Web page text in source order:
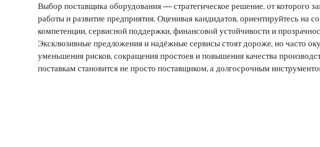
Выбор поставщика оборудования — стратегическое решение, от которого
работы и развитие предприятия. Оценивая кандидатов, ориентируйтесь на
компетенции, сервисной поддержки, финансовой устойчивости и
Эксклюзивные предложения и надёжные сервисы стоят дороже, но часто
уменьшения рисков, сокращения простоев и повышения качества
поставкам становится не просто поставщиком, а долгосрочным